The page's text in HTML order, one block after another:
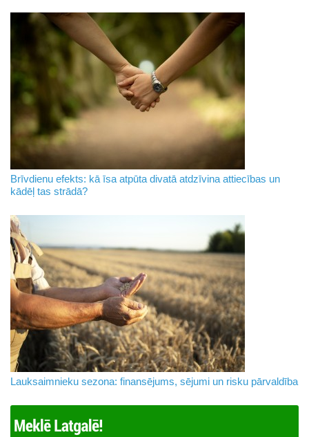
Brīvdienu efekts: kā īsa atpūta divatā atdzīvina attiecības un
kādēļ tas strādā?
Lauksaimnieku sezona: finansējums, sējumi un risku pārvaldība